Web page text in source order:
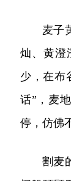
麦子
灿、黄澄
少，在布
话”，麦
停，仿佛
割麦